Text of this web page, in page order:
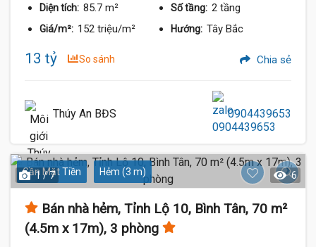
Diện tích: 85.7 m² Số tầng: 2 tầng
Giá/m²: 152 triệu/m² Hướng: Tây Bắc
13 tỷ So sánh Chia sẻ
Thúy An BĐS 0904439653
Gần Mặt Tiền Hẻm (3 m)
1 / 7 6
Bán nhà hẻm, Tỉnh Lộ 10, Bình Tân, 70 m²
(4.5m x 17m), 3 phòng